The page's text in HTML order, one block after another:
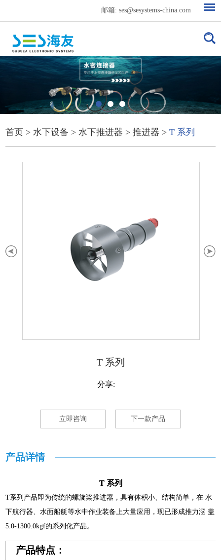
邮箱: ses@sesystems-china.com
首页 > 水下设备 > 水下推进器 >推进器 >T 系列
T 系列
分享:
立即咨询 下一款产品
产品详情
T 系列
T系列产品即为传统的螺旋桨推进器，具有体积小、结构简单，在 水
下航行器、水面船艇等水中作业装备上大量应用，现已形成推力涵 盖
5.0-1300.0kgf的系列化产品。
产品特点：